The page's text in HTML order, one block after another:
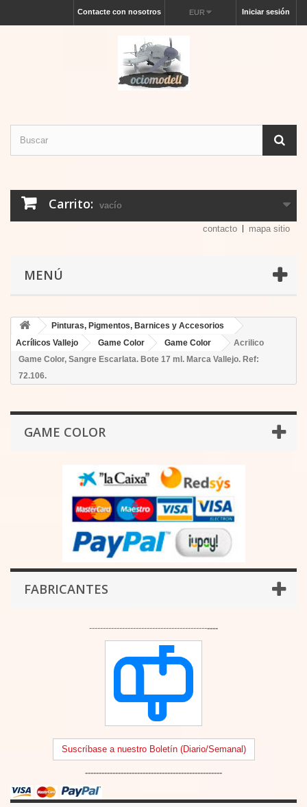
Iniciar sesión
EUR
Contacte con nosotros
Carrito: vacío
contacto mapa sitio
MENÚ
Pinturas, Pigmentos, Barnices y Accesorios
Acrílicos Vallejo
Game Color Game Color
Acrilico
Game Color, Sangre Escarlata. Bote 17 ml. Marca Vallejo. Ref:
72.106.
GAME COLOR
FABRICANTES
-----------------------------------------------
Suscríbase a nuestro Boletín (Diario/Semanal)
--------------------------------------------------